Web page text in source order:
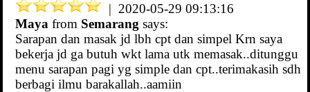
| 2020-05-29 09:13:16
Maya from Semarang says:
Sarapan dan masak jd lbh cpt dan simpel Krn saya
bekerja jd ga butuh wkt lama utk memasak..ditunggu
menu sarapan pagi yg simple dan cpt..terimakasih sdh
berbagi ilmu barakallah..aamiin